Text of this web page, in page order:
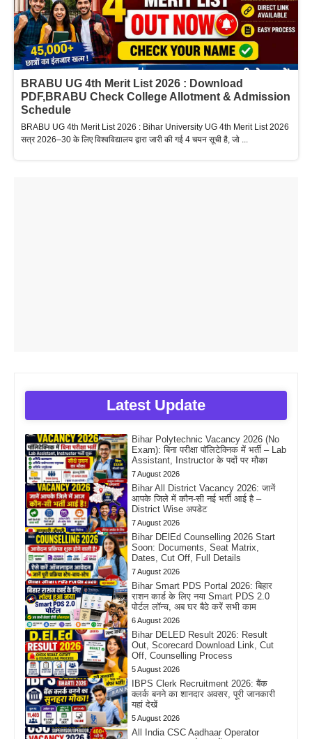
BRABU UG 4th Merit List 2026 : Download
PDF,BRABU Check College Allotment & Admission
Schedule
BRABU UG 4th Merit List 2026 : Bihar University UG 4th Merit List 2026
सत्र 2026–30 के लिए विश्वविद्यालय द्वारा जारी की गई 4 चयन सूची है, जो ...
Latest Update
Bihar Polytechnic Vacancy 2026 (No
Exam): बिना परीक्षा पॉलिटेक्निक में भर्ती – Lab
Assistant, Instructor के पदों पर मौका
7 August 2026
Bihar All District Vacancy 2026: जानें
आपके जिले में कौन-सी नई भर्ती आई है –
District Wise अपडेट
7 August 2026
Bihar DElEd Counselling 2026 Start
Soon: Documents, Seat Matrix,
Dates, Cut Off, Full Details
7 August 2026
Bihar Smart PDS Portal 2026: बिहार
राशन कार्ड के लिए नया Smart PDS 2.0
पोर्टल लॉन्च, अब घर बैठे करें सभी काम
6 August 2026
Bihar DELED Result 2026: Result
Out, Scorecard Download Link, Cut
Off, Counselling Process
5 August 2026
IBPS Clerk Recruitment 2026: बैंक
क्लर्क बनने का शानदार अवसर, पूरी जानकारी
यहां देखें
5 August 2026
All India CSC Aadhaar Operator